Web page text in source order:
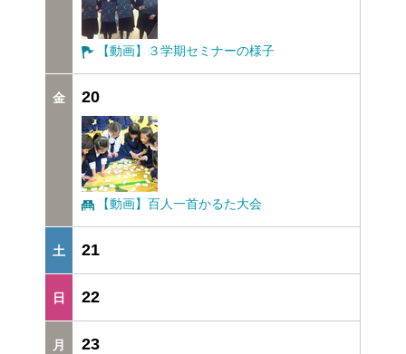
【動画】３学期セミナーの様子
20
【動画】百人一首かるた大会
21
22
23